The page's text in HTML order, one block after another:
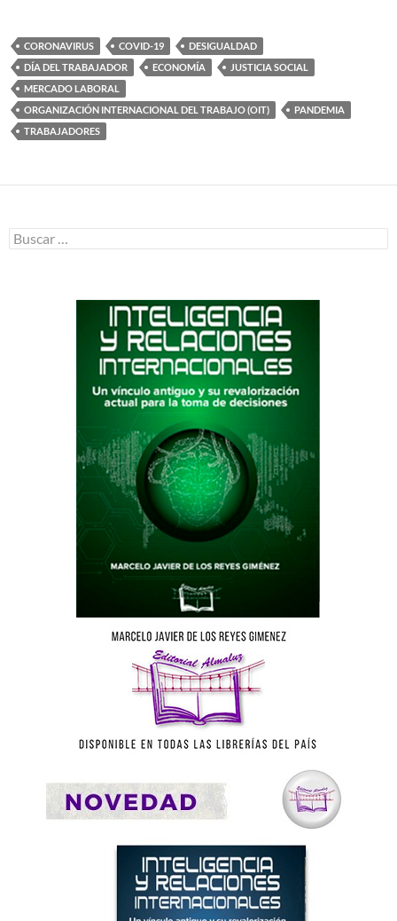
CORONAVIRUS COVID-19
DESIGUALDAD
DÍA DEL TRABAJADOR
ECONOMÍA
JUSTICIA SOCIAL
MERCADO LABORAL
ORGANIZACIÓN INTERNACIONAL DEL TRABAJO (OIT)
PANDEMIA
TRABAJADORES
Buscar: